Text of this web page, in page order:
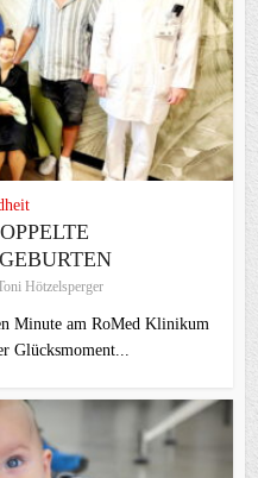
Hötzelsperger
Minute am RoMed Klinikum
Glücksmoment...